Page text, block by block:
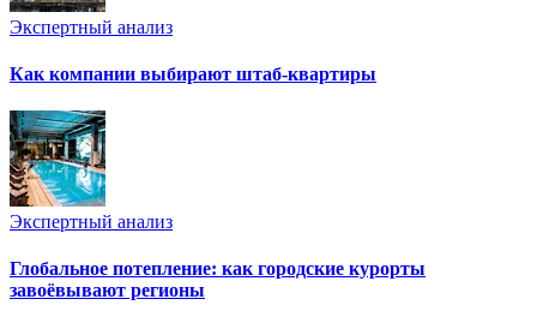
Экспертный анализ
Как компании выбирают штаб-квартиры
Экспертный анализ
Глобальное потепление: как городские курорты
завоёвывают регионы